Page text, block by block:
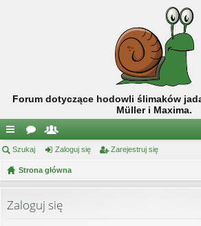
Forum dotyczące hodowli ślimaków
Müller i Maxima.
ię
ce
…
or
a
ży
tk
w
Szukaj Zaloguj się Zarejestruj się
Strona główna
Zaloguj się